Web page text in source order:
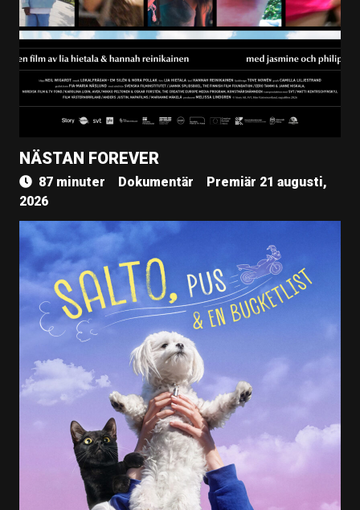
NÄSTAN FOREVER
87 minuter Dokumentär
Premiär 21 augusti,
2026